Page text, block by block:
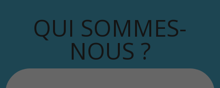
QUI SOMMES-
NOUS ?